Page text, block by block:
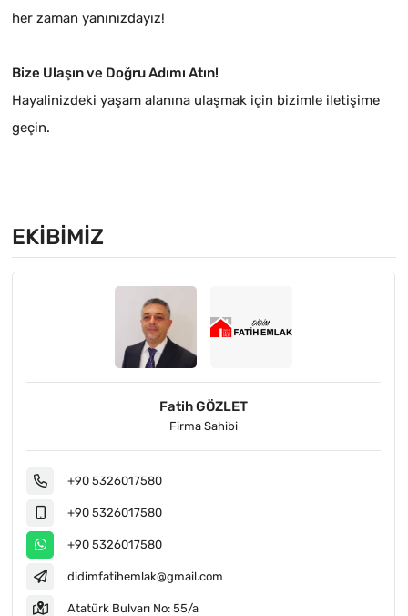
her zaman yanınızdayız!
Bize Ulaşın ve Doğru Adımı Atın!
Hayalinizdeki yaşam alanına ulaşmak için bizimle iletişime
geçin.
EKIBIMIZ
Fatih GÖZLET
Firma Sahibi
+90 5326017580
+90 5326017580
+90 5326017580
didimfatihemlak@gmail.com
Atatürk Bulvarı No: 55/a